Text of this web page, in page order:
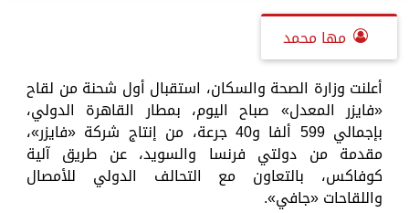
مها محمد
أعلنت وزارة الصحة والسكان، استقبال أول شحنة من لقاح
«فايزر المعدل» صباح اليوم، بمطار القاهرة الدولي،
بإجمالي 599 ألفا و40 جرعة، من إنتاج شركة «فايزر»،
مقدمة من دولتي فرنسا والسويد، عن طريق آلية
كوفاكس، بالتعاون مع التحالف الدولي للأمصال
واللقاحات «جافي».